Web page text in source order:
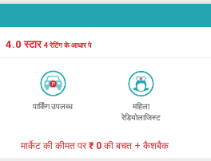
4.0 स्टार4 रेटिंग के आधार पे
पार्किंग उपलब्ध
महिला
रेडियोलाजिस्ट
मार्केट की कीमत पर₹ 0 की बचत + कैशबैक